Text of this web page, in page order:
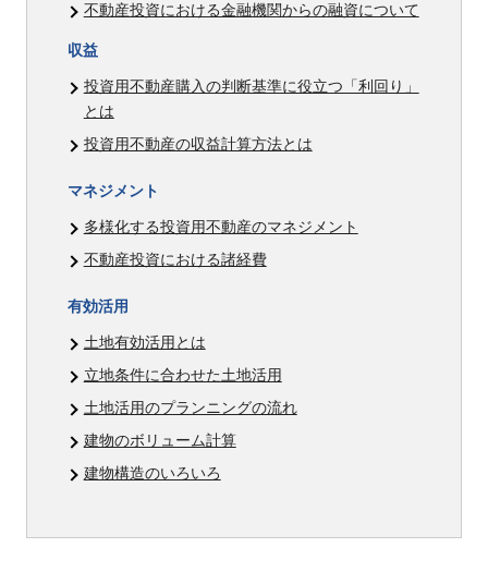
不動産投資における金融機関からの融資について
収益
投資用不動産購入の判断基準に役立つ「利回り」
とは
投資用不動産の収益計算方法とは
マネジメント
多様化する投資用不動産のマネジメント
不動産投資における諸経費
有効活用
土地有効活用とは
立地条件に合わせた土地活用
土地活用のプランニングの流れ
建物のボリューム計算
建物構造のいろいろ